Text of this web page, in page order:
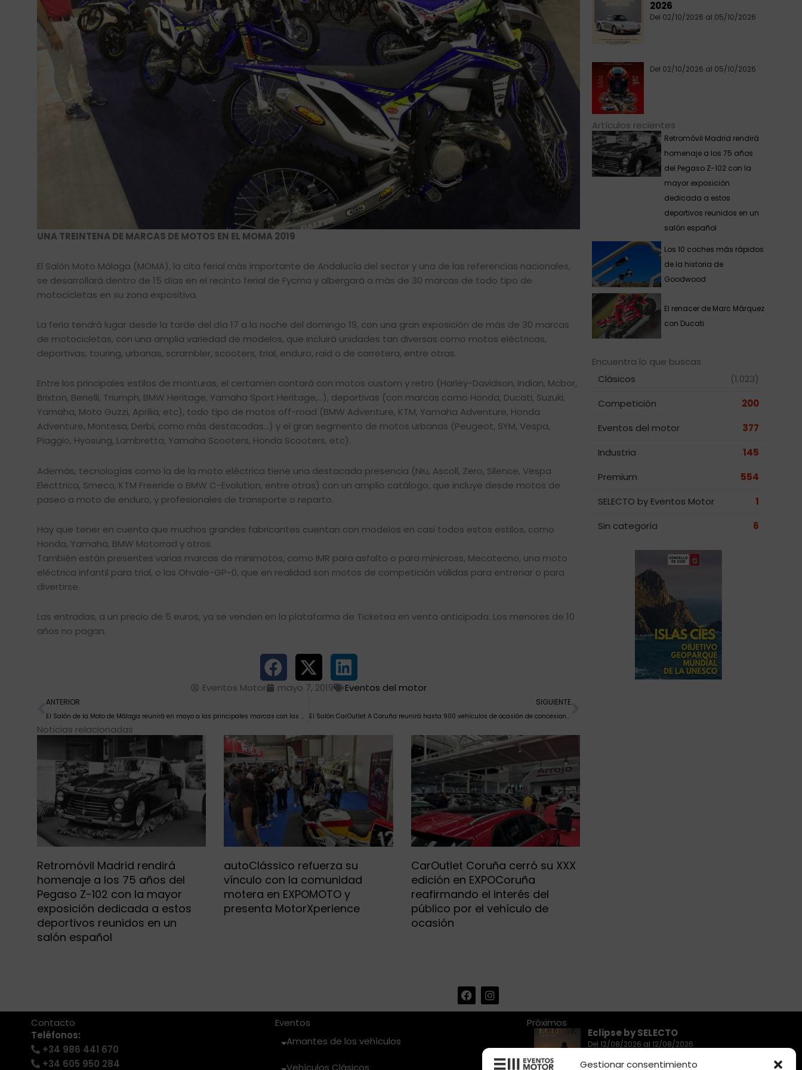
Gestionar consentimiento
UNA TREINTENA DE MARCAS DE MOTOS EN EL MOMA 2019
El Salón Moto Málaga (MOMA), la cita ferial más importante de Andalucía del sector y una de las referencias nacionales,
se desarrollará dentro de 15 días en el recinto ferial de Fycma y albergará a más de 30 marcas de todo tipo de
motocicletas en su zona expositiva.
La feria tendrá lugar desde la tarde del día 17 a la noche del domingo 19, con una gran exposición de más de 30 marcas
de motocicletas, con una amplia variedad de modelos, que incluirá unidades tan diversas como motos eléctricas,
deportivas, touring, urbanas, scrambler, scooters, trial, enduro, raid o de carretera, entre otras.
Entre los principales estilos de monturas, el certamen contará con motos custom y retro (Harley-Davidson, Indian, Mcbor,
Brixton, Benelli, Triumph, BMW Heritage, Yamaha Sport Heritage,…), deportivas (con marcas como Honda, Ducati, Suzuki,
Yamaha, Moto Guzzi, Aprilia, etc), todo tipo de motos off-road (BMW Adventure, KTM, Yamaha Adventure, Honda
Adventure, Montesa, Derbi, como más destacadas…) y el gran segmento de motos urbanas (Peugeot, SYM, Vespa,
Piaggio, Hyosung, Lambretta, Yamaha Scooters, Honda Scooters, etc).
Además, tecnologías como la de la moto eléctrica tiene una destacada presencia (Niu, Ascoll, Zero, Silence, Vespa
Electtrica, Smeco, KTM Freeride o BMW C-Evolution, entre otras) con un amplio catálogo, que incluye desde motos de
paseo a moto de enduro, y profesionales de transporte o reparto.
Hay que tener en cuenta que muchos grandes fabricantes cuentan con modelos en casi todos estos estilos, como
Honda, Yamaha, BMW Motorrad y otros.
También están presentes varias marcas de minimotos, como IMR para asfalto o para minicross, Mecatecno, una moto
eléctrica infantil para trial, o las Ohvale-GP-0, que en realidad son motos de competición válidas para entrenar o para
divertirse.
Las entradas, a un precio de 5 euros, ya se venden en la plataforma de Ticketea en venta anticipada. Los menores de 10
años no pagan.
Eventos Motor mayo 7, 2019 Eventos del motor
Ant
ANTERIOR
El Salón de la Moto de Málaga reunirá en mayo a las principales marcas con las novedades de 2019
SIGUIENTE
El Salón CarOutlet A Coruña reunirá hasta 900 vehículos de ocasión de concesionarios oficiales a la venta
Siguiente
Noticias relacionadas
Retromóvil Madrid rendirá
homenaje a los 75 años del
Pegaso Z-102 con la mayor
exposición dedicada a estos
deportivos reunidos en un
salón español
autoClássico refuerza su
vínculo con la comunidad
motera en EXPOMOTO y
presenta MotorXperience
CarOutlet Coruña cerró su XXX
edición en EXPOCoruña
reafirmando el interés del
público por el vehículo de
ocasión
2026
Del 02/10/2026 al 05/10/2026
Del 02/10/2026 al 05/10/2026
Artículos recientes
Retromóvil Madrid rendirá
homenaje a los 75 años
del Pegaso Z-102 con la
mayor exposición
dedicada a estos
deportivos reunidos en un
salón español
Los 10 coches más rápidos
de la historia de
Goodwood
El renacer de Marc Márquez
con Ducati
Encuentra lo que buscas
Clásicos
(1.023)
Competición
200
Eventos del motor
377
Industria
145
Premium
554
SELECTO by Eventos Motor
1
Sin categoría
6
F
a
c
I
n
s
g
a
Contacto
Teléfonos:
+34 986 441 670
+34 605 950 284
Eventos
Amantes de los vehículos
Próximos
Eclipse by SELECTO
Del 12/08/2026 al 12/08/2026